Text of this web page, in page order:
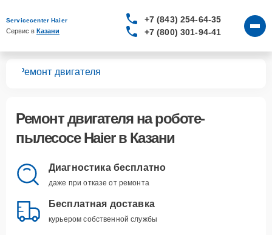
Servicecenter Haier
Сервис в Казани
+7 (843) 254-64-35
+7 (800) 301-94-41
Ремонт двигателя
Ремонт двигателяна роботе-
пылесосе Haier в Казани
Диагностика бесплатно
даже при отказе от ремонта
Бесплатная доставка
курьером собственной службы